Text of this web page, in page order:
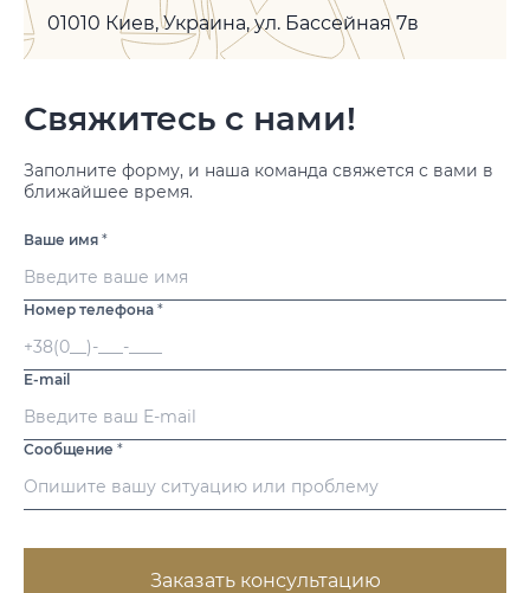
01010 Киев, Украина, ул. Бассейная 7в
Свяжитесь с нами!
Заполните форму, и наша команда свяжется с вами в
ближайшее время.
Ваше имя *
Номер телефона *
E-mail
Сообщение *
Заказать консультацию